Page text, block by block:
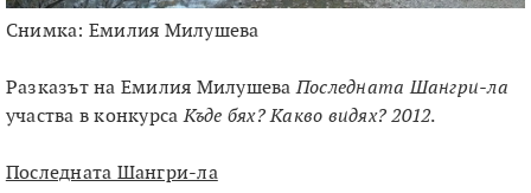
Снимка: Емилия Милушева
Разказът на Емилия МилушеваПоследната Шангри-ла
участва в конкурсаКъде бях? Какво видях? 2012.
Последната Шангри-ла